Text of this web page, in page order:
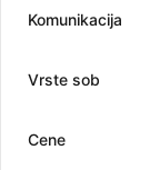
Komunikacija
Vrste sob
Cene